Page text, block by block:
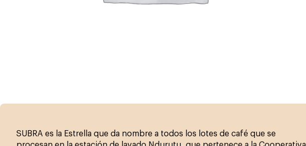
SUBRA es la Estrella que da nombre a todos los lotes de café que se